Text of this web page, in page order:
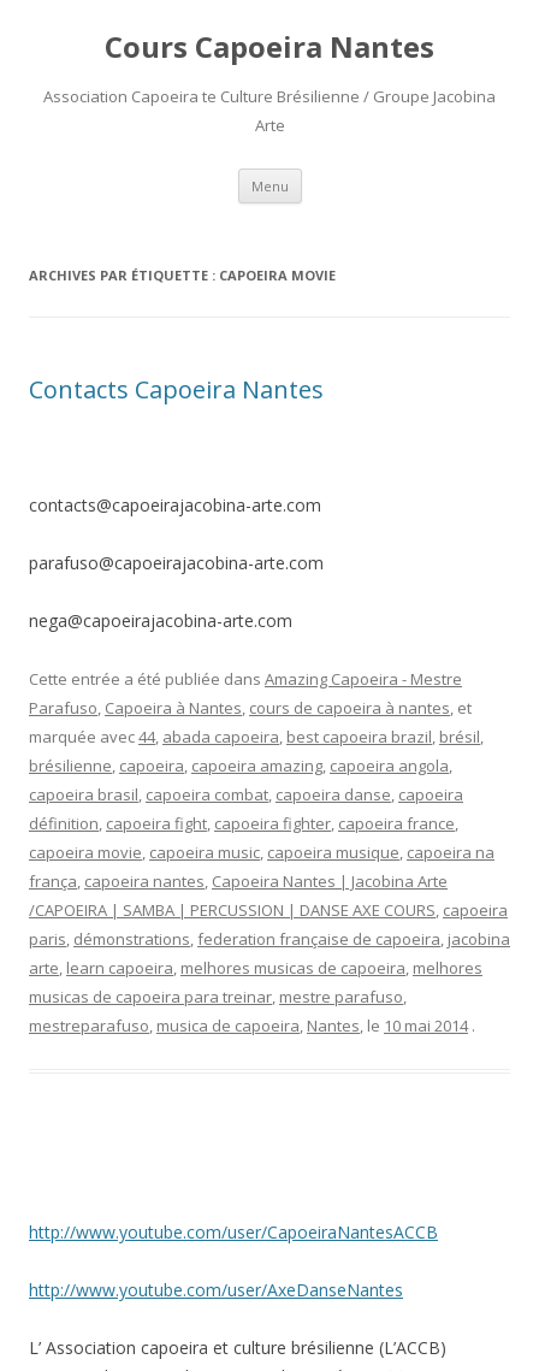
Cours Capoeira Nantes
Association Capoeira te Culture Brésilienne / Groupe Jacobina
Arte
Menu Aller
contenu
ARCHIVES PAR ÉTIQUETTE : CAPOEIRA MOVIE
Contacts Capoeira Nantes
contacts@capoeirajacobina-arte.com
parafuso@capoeirajacobina-arte.com
nega@capoeirajacobina-arte.com
Cette entrée a été publiée dans Amazing Capoeira - Mestre
Parafuso, Capoeira à Nantes, cours de capoeira à nantes, et
marquée avec44, abada capoeira, best capoeira brazil, brésil,
brésilienne, capoeira, capoeira amazing, capoeira angola,
capoeira brasil, capoeira combat, capoeira danse, capoeira
définition, capoeira fight, capoeira fighter, capoeira france,
capoeira movie, capoeira music, capoeira musique, capoeira na
frança, capoeira nantes, Capoeira Nantes | Jacobina Arte
/CAPOEIRA | SAMBA | PERCUSSION | DANSE AXE COURS, capoeira
paris, démonstrations,federation française de capoeira, jacobina
arte, learn capoeira, melhores musicas de capoeira, melhores
musicas de capoeira para treinar, mestre parafuso,
mestreparafuso, musica de capoeira, Nantes, le 10 mai 2014 .
http://www.youtube.com/user/CapoeiraNantesACCB
http://www.youtube.com/user/AxeDanseNantes
L’ Association capoeira et culture brésilienne (L’ACCB)